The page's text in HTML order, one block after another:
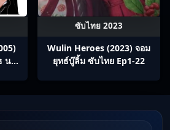
นาย
ซับไทย 2023
Wulin Heroes (2023) จอม
ยุทธ์บู๊ลิ้ม ซับไทย Ep1-22